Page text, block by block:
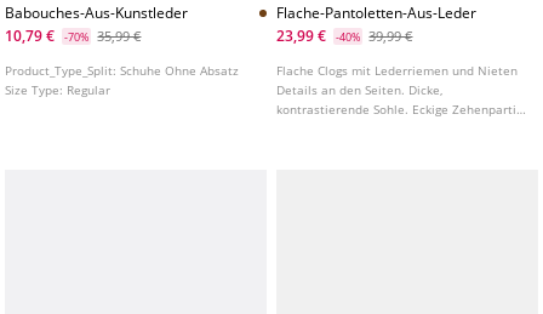
Babouches-Aus-Kunstleder
10,79 €
-70% 35,99 €
Product_Type_Split:Schuhe Ohne Absatz
Size Type: Regular
Flache-Pantoletten-Aus-Leder
23,99 €
-40% 39,99 €
Flache Clogs mit Lederriemen und Nieten
Details an den Seiten. Dicke,
kontrastierende Sohle. Eckige Zehenpartie.